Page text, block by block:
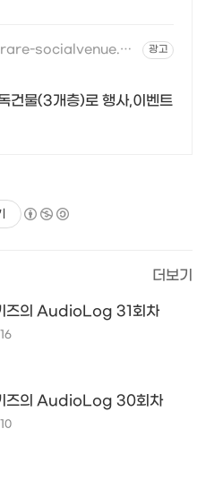
socialvenue.co
광고
건물(3개층)로 행사,이벤트
더보기
즈의 AudioLog 31회차
즈의 AudioLog 30회차